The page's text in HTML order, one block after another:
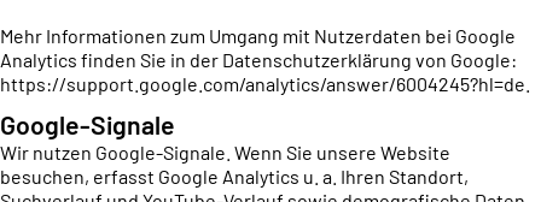
Mehr Informationen zum Umgang mit Nutzerdaten bei Google
Analytics finden Sie in der Datenschutzerklärung von Google:
https://support.google.com/analytics/answer/6004245?hl=de
Google-Signale
Wir nutzen Google-Signale. Wenn Sie unsere Website
besuchen, erfasst Google Analytics u. a. Ihren Standort,